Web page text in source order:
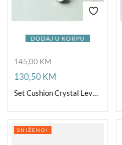
DODAJ U KORPU
145,00KM
130,50KM
Set Cushion Crystal Leverback Ag
SNIŽENO!